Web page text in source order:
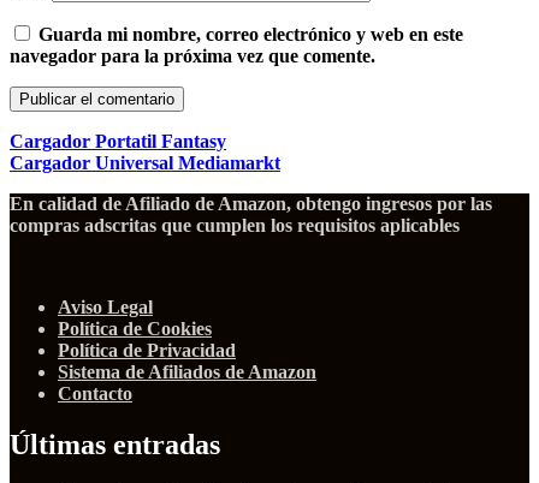
Guarda mi nombre, correo electrónico y web en este
navegador para la próxima vez que comente.
Cargador Portatil Fantasy
Cargador Universal Mediamarkt
En calidad de Afiliado de Amazon, obtengo ingresos por las
compras adscritas que cumplen los requisitos aplicables
Aviso Legal
Política de Cookies
Política de Privacidad
Sistema de Afiliados de Amazon
Contacto
Últimas entradas